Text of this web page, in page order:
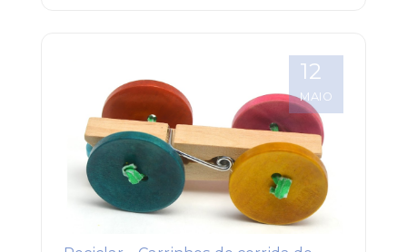
12
MAIO